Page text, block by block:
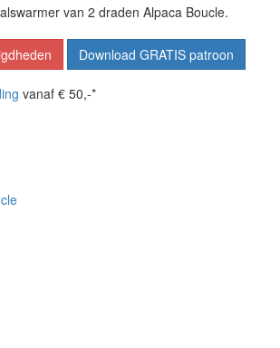
van 2 draden Alpaca Boucle.
Download GRATIS patroon
vanaf € 50,-*